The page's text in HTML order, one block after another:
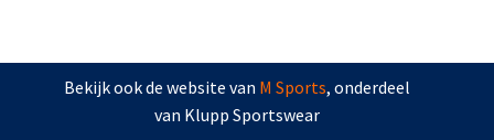
Bekijk ook de website van M Sports, onderdeel
van Klupp Sportswear